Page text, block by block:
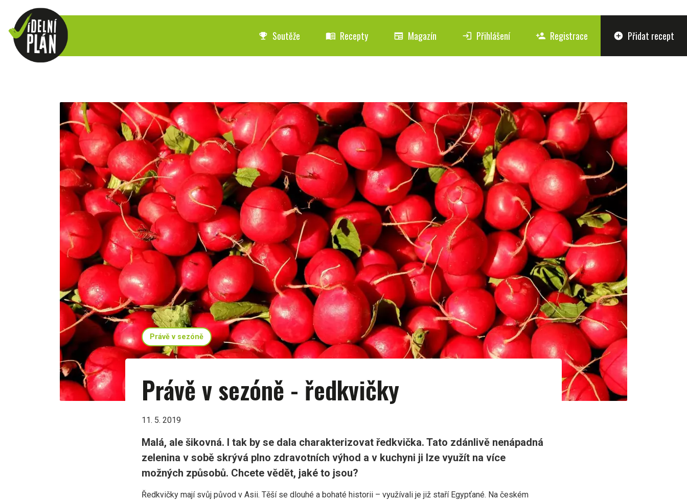
emoji_events Soutěže menu_book Recepty newspaper Magazín login Přihlášení person_add Registrace add_circle Přidat recept
Právě v sezóně
Právě v sezóně - ředkvičky
11. 5. 2019
Malá, ale šikovná. I tak by se dala charakterizovat ředkvička. Tato zdánlivě nenápadná
zelenina v sobě skrývá plno zdravotních výhod a v kuchyni ji lze využít na více
možných způsobů. Chcete vědět, jaké to jsou?
Ředkvičky mají svůj původ v Asii. Těší se dlouhé a bohaté historii – využívali je již staří Egypťané. Na českém